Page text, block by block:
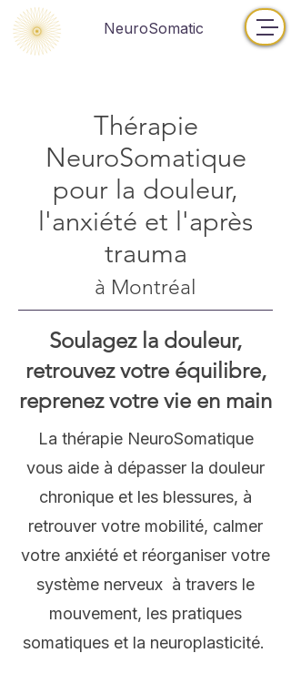
NeuroSomatic
Thérapie
NeuroSomatique
pour la douleur,
l'anxiété et l'après
trauma
à Montréal
Soulagez la douleur,
retrouvez votre équilibre,
reprenez votre vie en main
La thérapie NeuroSomatique
vous aide à dépasser la douleur
chronique et les blessures, à
retrouver votre mobilité, calmer
votre anxiété et réorganiser votre
système nerveux à travers le
mouvement, les pratiques
somatiques et la neuroplasticité.